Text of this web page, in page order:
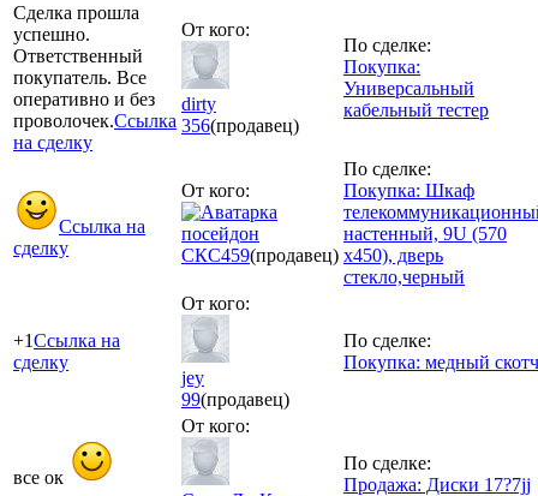
Сделка прошла
успешно.
Ответственный
покупатель. Все
оперативно и без
проволочек.Ссылка
на сделку
От кого:
dirty
356(продавец)
По сделке:
Покупка:
Универсальный
кабельный тестер
Ссылка на
сделку
От кого:
посейдон
СКС459(продавец)
По сделке:
Покупка: Шкаф
настенный, 9U (570
x450), дверь
стекло,черный
+1Ссылка на
сделку
От кого:
jey
99(продавец)
По сделке:
Покупка: медный скотч
все ок
От кого:
По сделке:
Продажа: Диски 17?7jj